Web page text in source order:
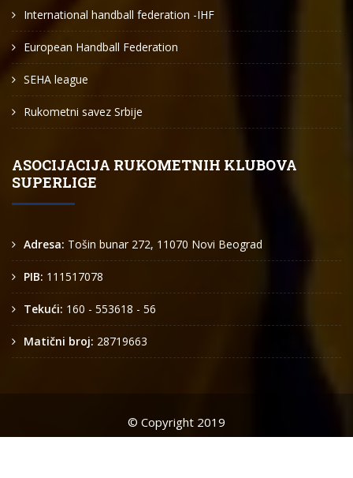
International handball federation -IHF
European Handball Federation
SEHA league
Rukometni savez Srbije
ASOCIJACIJA RUKOMETNIH KLUBOVA
SUPERLIGE
Adresa: Tošin bunar 272, 11070 Novi Beograd
PIB: 111517078
Tekući: 160 - 553618 - 56
Matični broj: 28719663
© Copyright 2019
Arkus liga